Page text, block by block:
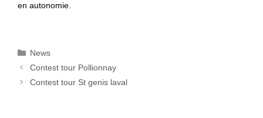
en autonomie.
Catégories
News
Contest tour Pollionnay
Contest tour St genis laval